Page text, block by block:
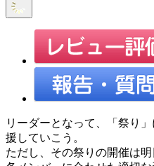
リーダーとなって、「祭り
援していこう。
ただし、その祭りの開催は明